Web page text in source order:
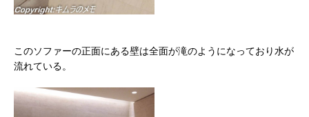
このソファーの正面にある壁は全面が滝のようになっており水が
流れている。